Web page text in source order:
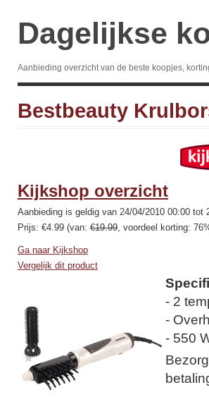
Dagelijkse
Aanbieding overzicht van de beste koopjes,
Bestbeauty
Kijkshop overzicht
Aanbieding is geldig van 24/04/2010 00:00 tot
Prijs: €4.99 (van: €19.99, voordeel korting:
Ga naar Kijkshop
Vergelijk dit product
- 2
-
- 550